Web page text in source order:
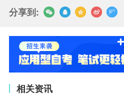
分享到:
相关资讯